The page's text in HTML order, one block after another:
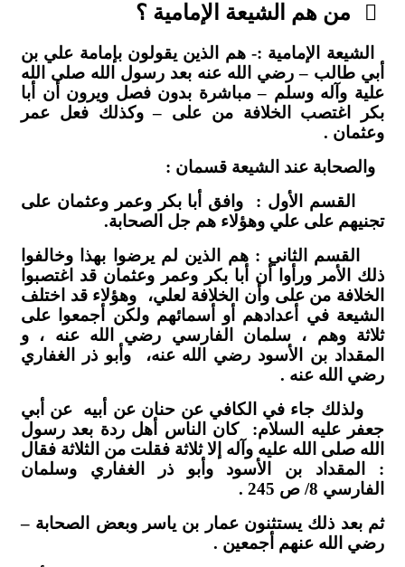
من هم الشيعة الإمامية ؟
الشيعة الإمامية :- هم الذين يقولون بإمامة علي بن
أبي طالب – رضي الله عنه بعد رسول الله صلى الله
علية وآله وسلم – مباشرة بدون فصل ويرون أن أبا
بكر اغتصب الخلافة من على – وكذلك فعل عمر
وعثمان .
والصحابة عند الشيعة قسمان :
القسم الأول : وافق أبا بكر وعمر وعثمان على
تجنيهم على علي وهؤلاء هم جل الصحابة.
القسم الثاني : هم الذين لم يرضوا بهذا وخالفوا
ذلك الأمر ورأوا أن أبا بكر وعمر وعثمان قد اغتصبوا
الخلافة من على وأن الخلافة لعلي، وهؤلاء قد اختلف
الشيعة في أعدادهم أو أسمائهم ولكن أجمعوا على
ثلاثة وهم ، سلمان الفارسي رضي الله عنه ، و
المقداد بن الأسود رضي الله عنه، وأبو ذر الغفاري
رضي الله عنه .
ولذلك جاء في الكافي عن حنان عن أبيه عن أبي
جعفر عليه السلام: كان الناس أهل ردة بعد رسول
الله صلى الله عليه وآله إلا ثلاثة فقلت من الثلاثة فقال
: المقداد بن الأسود وأبو ذر الغفاري وسلمان
الفارسي 8/ ص 245 .
ثم بعد ذلك يستثنون عمار بن ياسر وبعض الصحابة –
رضي الله عنهم أجمعين .